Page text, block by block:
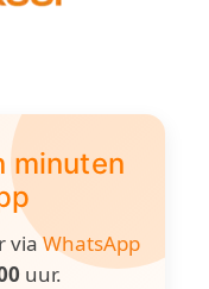
minuten
viaWhatsApp
uur.